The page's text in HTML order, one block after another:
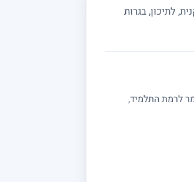
לתיכון, בגרות
לרמת התלמיד,